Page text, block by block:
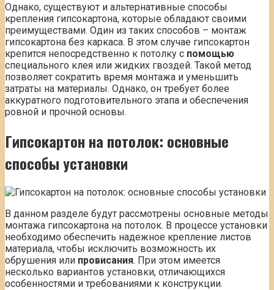
Однако, существуют и альтернативные способы
крепления гипсокартона, которые обладают своими
преимуществами. Один из таких способов – монтаж
гипсокартона без каркаса. В этом случае гипсокартон
крепится непосредственно к потолку с помощью
специального клея или жидких гвоздей. Такой метод
позволяет сократить время монтажа и уменьшить
затраты на материалы. Однако, он требует более
аккуратного подготовительного этапа и обеспечения
ровной и прочной основы.
Гипсокартон на потолок: основные
способы установки
В данном разделе будут рассмотрены основные методы
монтажа гипсокартона на потолок. В процессе установки
необходимо обеспечить надежное крепление листов
материала, чтобы исключить возможность их
обрушения или провисания. При этом имеется
несколько вариантов установки, отличающихся
особенностями и требованиями к конструкции.